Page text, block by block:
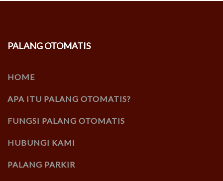
PALANG OTOMATIS
HOME
APA ITU PALANG OTOMATIS?
FUNGSI PALANG OTOMATIS
HUBUNGI KAMI
PALANG PARKIR